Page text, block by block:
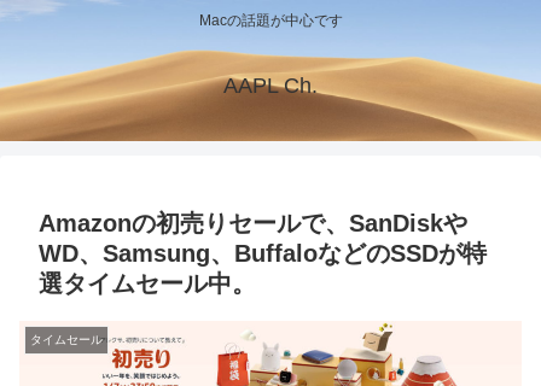
Macの話題が中心です
AAPL Ch.
Amazonの初売りセールで、SanDiskや
WD、Samsung、BuffaloなどのSSDが特
選タイムセール中。
タイムセール